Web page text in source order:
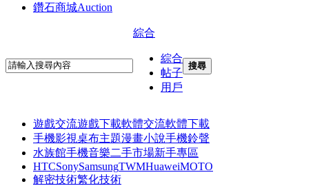
鑽石商城Auction
綜合
綜合
帖子
用戶
搜尋
遊戲交流遊戲下載軟體交流軟體下載
手機影視桌布主題漫畫小說手機鈴聲
水族館手機音樂二手市場新手專區
HTCSonySamsungTWMHuaweiMOTO
解密技術繁化技術